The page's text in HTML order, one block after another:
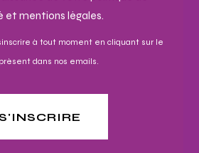
mentions légales.
à tout moment en cliquant sur le
dans nos emails.
S'INSCRIRE